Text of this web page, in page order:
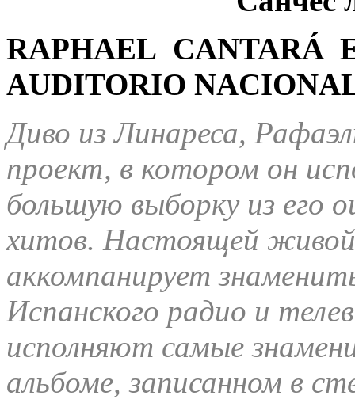
RAPHAEL CANTARÁ
AUDITORIO
Диво из Линареса,
проект, в котором он
большую выборку из его
хитов. Настоящей живой
аккомпанирует
Испанского радио и
исполняют самые
альбоме, записанном в